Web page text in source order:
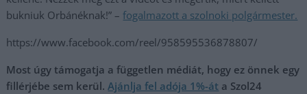
bukniuk Orbánéknak!” –fogalmazott a szolnoki polgármester.
https://www.facebook.com/reel/958595536878807/
Most úgy támogatja a független médiát, hogy ez önnek egy
fillérjébe sem kerül.Ajánlja fel adója 1%-át a Szol24